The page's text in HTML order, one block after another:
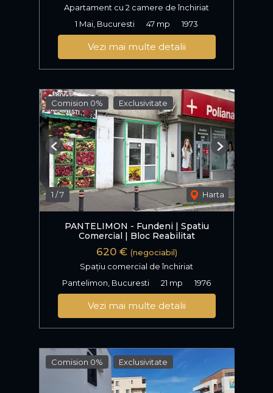
Apartament cu 2 camere de închiriat
1 Mai, Bucuresti
47 mp 1973
Vezi mai multe detalii
Comision 0% Exclusivitate
1 /7 Harta
Previous Next
PANTELIMON - Fundeni | Spatiu
Comercial | Bloc Reabilitat
620 € (negociabil)
Spațiu comercial de închiriat
Pantelimon, Bucuresti
21 mp 1976
Vezi mai multe detalii
Comision 0% Exclusivitate